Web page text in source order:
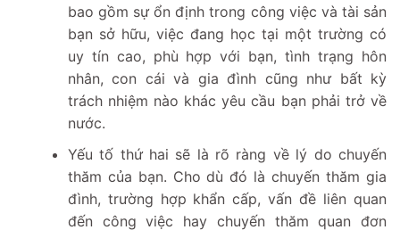
bao gồm sự ổn định trong công việc và tài sản
bạn sở hữu, việc đang học tại một trường có
uy tín cao, phù hợp với bạn, tình trạng hôn
nhân, con cái và gia đình cũng như bất kỳ
trách nhiệm nào khác yêu cầu bạn phải trở về
nước.
Yếu tố thứ hai sẽ là rõ ràng về lý do chuyến
thăm của bạn. Cho dù đó là chuyến thăm gia
đình, trường hợp khẩn cấp, vấn đề liên quan
đến công việc hay chuyến thăm quan đơn